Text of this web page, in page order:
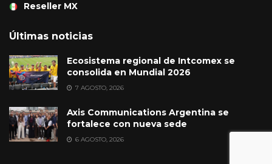
Reseller MX
Últimas noticias
Ecosistema regional de Intcomex se
consolida en Mundial 2026
7 AGOSTO, 2026
Axis Communications Argentina se
fortalece con nueva sede
6 AGOSTO, 2026